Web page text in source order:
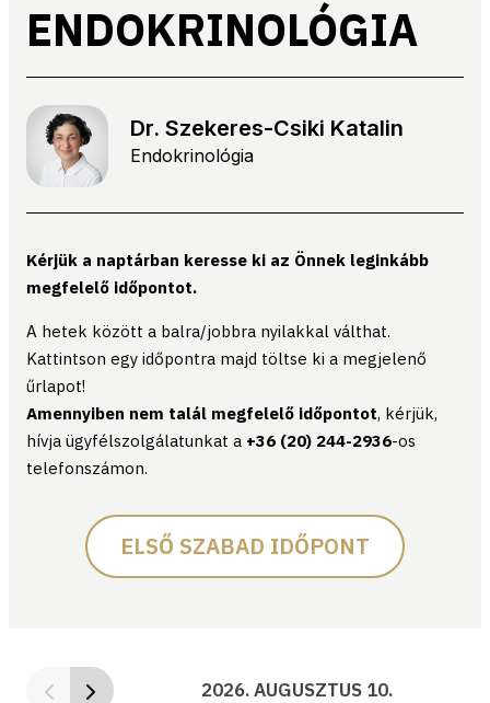
ENDOKRINOLÓGIA
Dr. Szekeres-Csiki Katalin
Endokrinológia
Kérjük a naptárban keresse ki az Önnek leginkább
megfelelő időpontot.
A hetek között a balra/jobbra nyilakkal válthat.
Kattintson egy időpontra majd töltse ki a megjelenő
űrlapot!
Amennyiben nem talál megfelelő időpontot, kérjük,
hívja ügyfélszolgálatunkat a +36 (20) 244-2936-os
telefonszámon.
ELSŐ SZABAD IDŐPONT
2026. AUGUSZTUS 10.